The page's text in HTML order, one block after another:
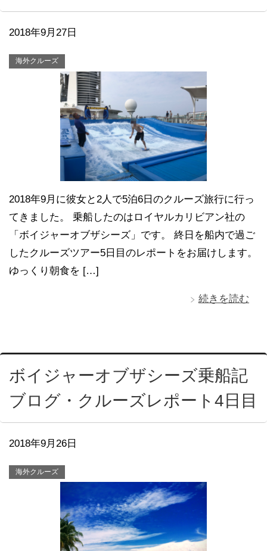
2018年9月27日
海外クルーズ
2018年9月に彼女と2人で5泊6日のクルーズ旅行に行っ
てきました。 乗船したのはロイヤルカリビアン社の
「ボイジャーオブザシーズ」です。 終日を船内で過ご
したクルーズツアー5日目のレポートをお届けします。
ゆっくり朝食を […]
続きを読む
ボイジャーオブザシーズ乗船記
ブログ・クルーズレポート4日目
2018年9月26日
海外クルーズ